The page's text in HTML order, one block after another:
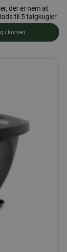
der er nem at
til 5 talgkugler.
- Sort
i kurven